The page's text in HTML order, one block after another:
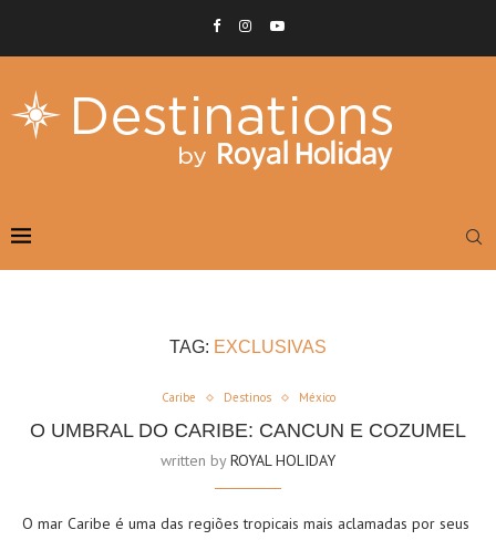
TAG: EXCLUSIVAS
Caribe Destinos México
O UMBRAL DO CARIBE: CANCUN E COZUMEL
written byROYAL HOLIDAY
O mar Caribe é uma das regiões tropicais mais aclamadas por seus